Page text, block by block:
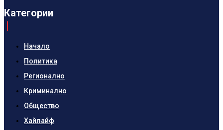
Категории
Начало
Политика
Регионално
Криминално
Общество
Хайлайф